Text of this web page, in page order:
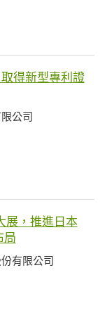
得新型專利證
公司
展，推進日本
局
有限公司